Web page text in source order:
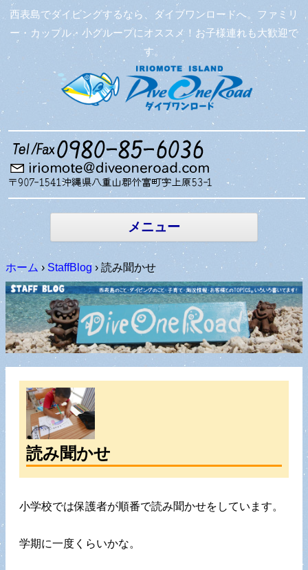
西表島でダイビングするなら、ダイブワンロードへ。ファミリ
ー・カップル・小グループにオススメ！お子様連れも大歓迎で
す。
メニュー
コンテン
ホーム › StaffBlog › 読み聞かせ
読み聞かせ
小学校では保護者が順番で読み聞かせをしています。
学期に一度くらいかな。